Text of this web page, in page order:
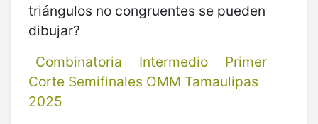
triángulos no congruentes se pueden
dibujar?
Combinatoria
Intermedio
Primer
Corte Semifinales OMM Tamaulipas
2025